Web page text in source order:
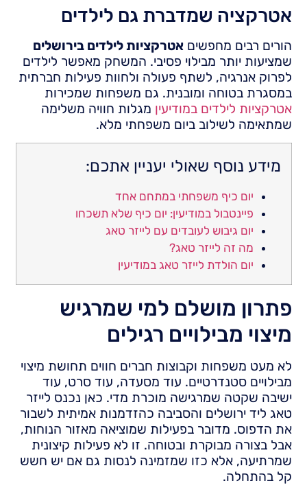
אטרקציה שמדברת גם לילדים
הורים רבים מחפשיםאטרקציות לילדים בירושלים
שמציעות יותר מבילוי פסיבי. המשחק מאפשר לילדים
לפרוק אנרגיה, לשתף פעולה ולחוות פעילות חברתית
במסגרת בטוחה ומובנית. גם משפחות שמכירות
אטרקציות לילדים במודיעין מגלות חוויה משלימה
שמתאימה לשילוב ביום משפחתי מלא.
מידע נוסף שאולי יעניין אתכם:
יום כיף משפחתי במתחם אחד
פיינטבול במודיעין: יום כיף שלא תשכחו
יום גיבוש לעובדים עם לייזר טאג
מה זה לייזר טאג?
יום הולדת לייזר טאג במודיעין
פתרון מושלם למי שמרגיש
מיצוי מבילויים רגילים
לא מעט משפחות וקבוצות חברים חווים תחושת מיצוי
מבילויים סטנדרטיים. עוד מסעדה, עוד סרט, עוד
ישיבה שקטה שמרגישה מוכרת מדי. כאן נכנס לייזר
טאג ליד ירושלים והסביבה כהזדמנות אמיתית לשבור
את הדפוס. מדובר בפעילות שמוציאה מאזור הנוחות,
אבל בצורה מבוקרת ובטוחה. זו לא פעילות קיצונית
שמרתיעה, אלא כזו שמזמינה לנסות גם אם יש חשש
קל בהתחלה.